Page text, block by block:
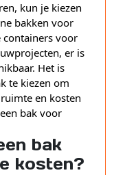
kun je kiezen
bakken voor
voor
er is
Het is
te kiezen om
en kosten
bak voor
bak
kosten?